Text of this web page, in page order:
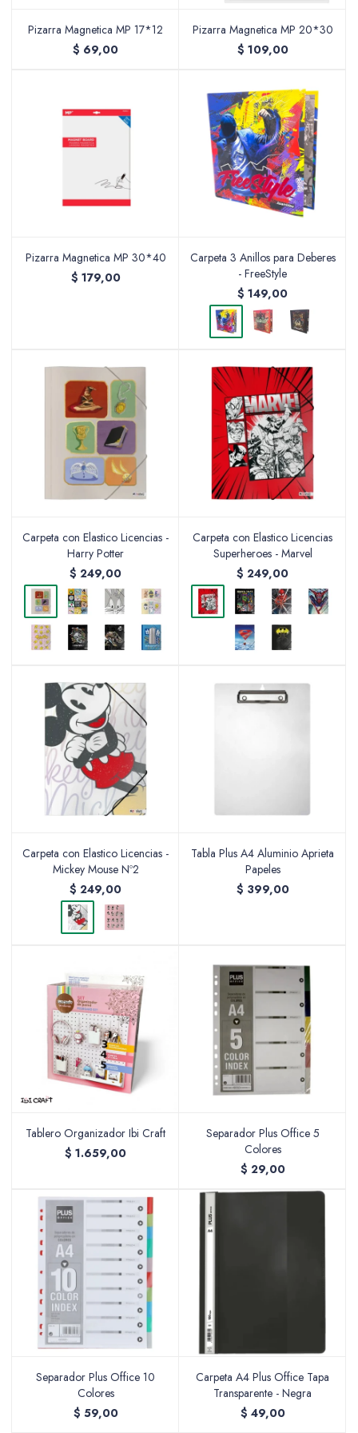
Pizarra Magnetica MP 17*12
$ 69,00
Pizarra Magnetica MP 20*30
$ 109,00
Pizarra Magnetica MP 30*40
$ 179,00
Carpeta 3 Anillos para Deberes
- FreeStyle
$ 149,00
Carpeta con Elastico Licencias -
Harry Potter
$ 249,00
Carpeta con Elastico Licencias
Superheroes - Marvel
$ 249,00
Carpeta con Elastico Licencias -
Mickey Mouse Nº2
$ 249,00
Tabla Plus A4 Aluminio Aprieta
Papeles
$ 399,00
Tablero Organizador Ibi Craft
$ 1.659,00
Separador Plus Office 5
Colores
$ 29,00
Separador Plus Office 10
Colores
$ 59,00
Carpeta A4 Plus Office Tapa
Transparente - Negra
$ 49,00
Accesorios
Varios
Pinturas
Soportes Artísticos
Pinceles
Valijas y atriles
Accesorios de arte